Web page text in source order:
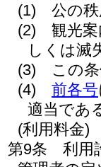
(1)
公の
(2)
観光
しくは滅
(3)
この
(4)
前各号
適当であ
(利用料金)
第9条
利用